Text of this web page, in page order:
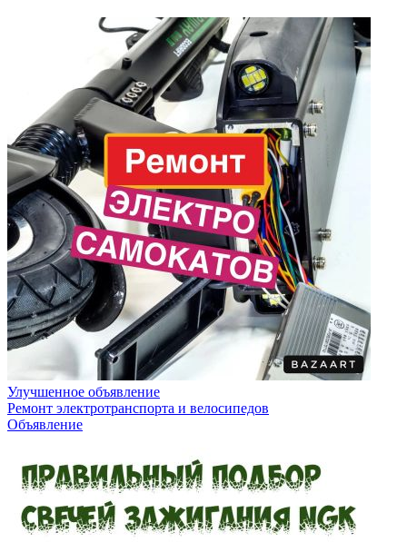
Улучшенное объявление
Ремонт электротранспорта и велосипедов
Объявление